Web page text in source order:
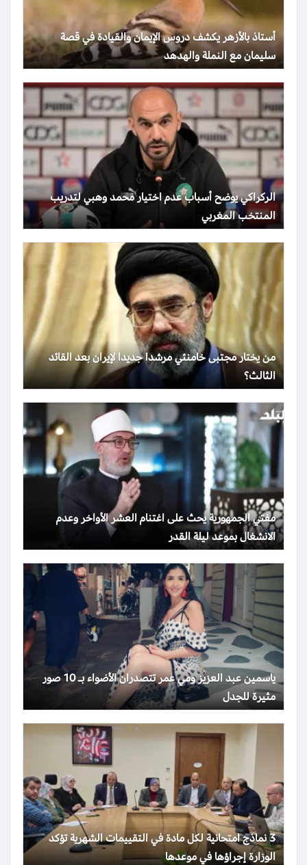
أستاذ بالأزهر يكشف دروس الإيمان والقيادة في قصة
سليمان مع النملة والهدهد
الركراكي يوضح أسباب عدم اختيار محمد وهبي لتدريب
المنتخب المغربي
من يختار مجتبى خامنئي مرشدا جديدا لإيران بعد القائد
الثالث؟
مفتي الجمهورية يحث على اغتنام العشر الأواخر وعدم
الانشغال بموعد ليلة القدر
ياسمين عبد العزيز ومي عمر تتصدران الأضواء بـ 10 صور
مثيرة للجدل
3 نماذج امتحانية لكل مادة في التقييمات الشهرية تؤكد
الوزارة إجراؤها في موعدها